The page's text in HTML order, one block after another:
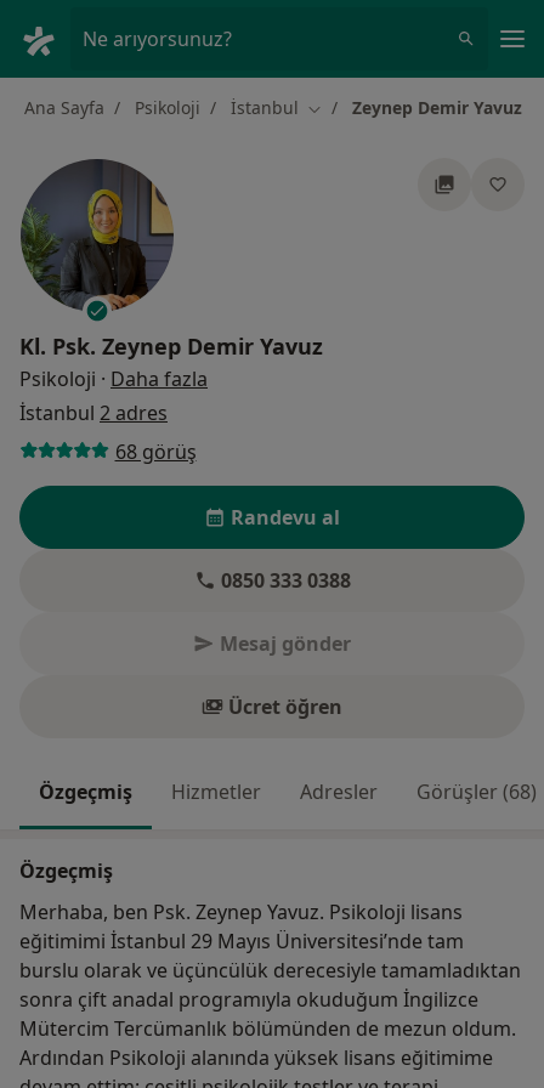
Ne arıyorsunuz?
Ana Sayfa Psikoloji İstanbul Şehir değiştir
Zeynep Demir Yavuz
Kl. Psk. Zeynep Demir Yavuz
Psikoloji · Daha fazla
İstanbul 2 adres
68 görüş
Randevu al
0850 333 0388
Mesaj gönder
Ücret öğren
Özgeçmiş Hizmetler Adresler Görüşler (68)
Özgeçmiş
Merhaba, ben Psk. Zeynep Yavuz. Psikoloji lisans
eğitimimi İstanbul 29 Mayıs Üniversitesi’nde tam
burslu olarak ve üçüncülük derecesiyle tamamladıktan
sonra çift anadal programıyla okuduğum İngilizce
Mütercim Tercümanlık bölümünden de mezun oldum.
Ardından Psikoloji alanında yüksek lisans eğitimime